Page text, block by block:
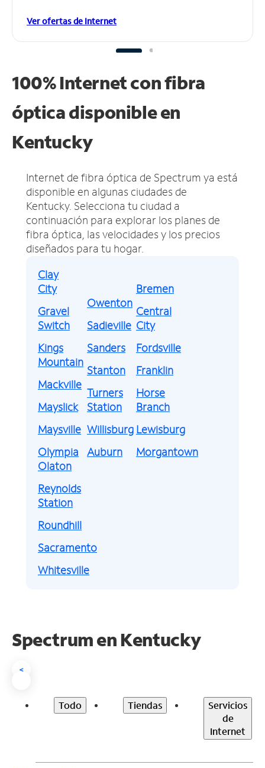
Ver ofertas de Internet
100% Internet con fibra
óptica disponible en
Kentucky
Internet de fibra óptica de Spectrum ya está
disponible en algunas ciudades de
Kentucky. Selecciona tu ciudad a
continuación para explorar los planes de
fibra óptica, las velocidades y los precios
diseñados para tu hogar.
Clay
City
Gravel
Switch
Kings
Mountain
Mackville
Mayslick
Maysville
Olympia
Owenton
Sadieville
Sanders
Stanton
Turners
Station
Willisburg
Auburn
Bremen
Central
City
Fordsville
Franklin
Horse
Branch
Lewisburg
Morgantown
Olaton
Reynolds
Station
Roundhill
Sacramento
Whitesville
Spectrum en Kentucky
<
Todo Tiendas
Servicios
de
Internet